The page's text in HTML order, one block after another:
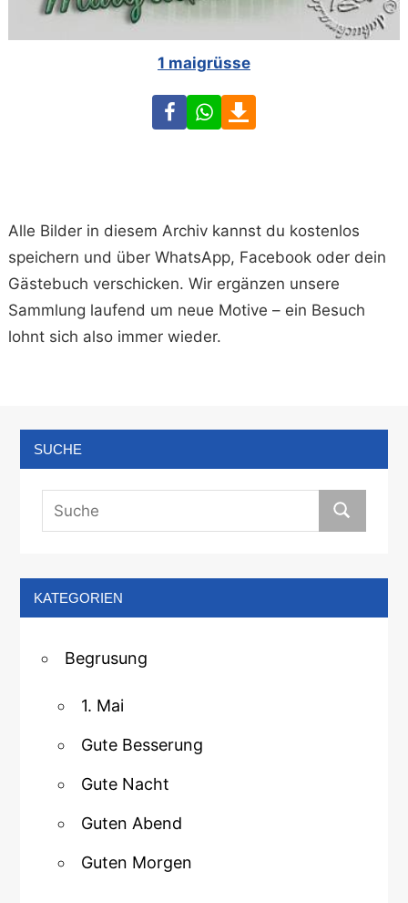
1 maigrüsse
FacebookWhatsApp
Alle Bilder in diesem Archiv kannst du kostenlos
speichern und über WhatsApp, Facebook oder dein
Gästebuch verschicken. Wir ergänzen unsere
Sammlung laufend um neue Motive – ein Besuch
lohnt sich also immer wieder.
SUCHE
KATEGORIEN
Begrusung
1. Mai
Gute Besserung
Gute Nacht
Guten Abend
Guten Morgen